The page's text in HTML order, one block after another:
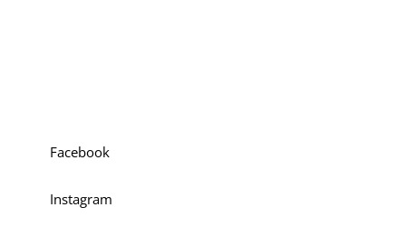
Facebook
Instagram